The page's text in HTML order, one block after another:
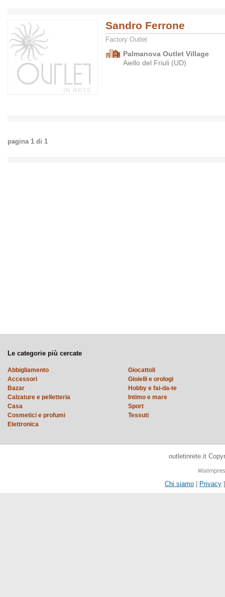
Sandro Ferrone
Factory Outlet
Palmanova Outlet Village
Aiello del Friuli (UD)
pagina 1 di 1
Le categorie più cercate
Abbigliamento
Accessori
Bazar
Calzature e pelletteria
Casa
Cosmetici e profumi
Elettronica
Giocattoli
Gioielli e orologi
Hobby e fai-da-te
Intimo e mare
Sport
Tessuti
outletinrete.it
Chi siamo | Privacy